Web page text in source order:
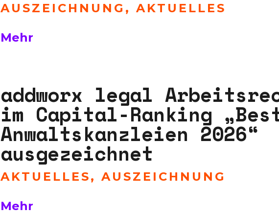
AUSZEICHNUNG , AKTUELLES
Mehr
addworx legal
im Capital-Ranking
Anwaltskanzleien 2026“
ausgezeichnet
AKTUELLES, AUSZEICHNUNG
Mehr